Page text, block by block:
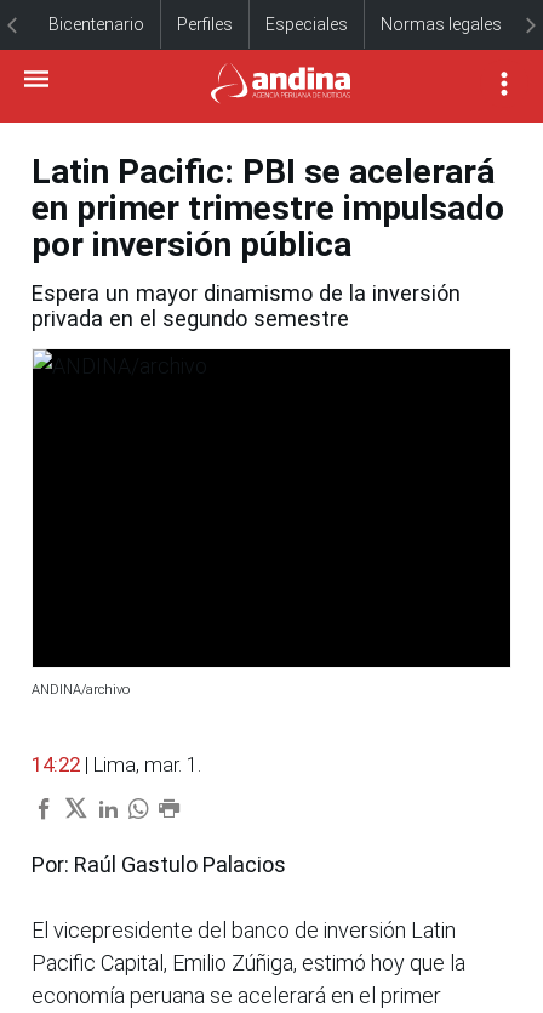
Bicentenario Perfiles Especiales Normas legales
Latin Pacific: PBI se acelerará
en primer trimestre impulsado
por inversión pública
Espera un mayor dinamismo de la inversión
privada en el segundo semestre
ANDINA/archivo
14:22 | Lima, mar. 1.
Por: Raúl Gastulo Palacios
El vicepresidente del banco de inversión Latin
Pacific Capital, Emilio Zúñiga, estimó hoy que la
economía peruana se acelerará en el primer